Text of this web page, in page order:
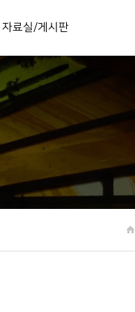
자료실/게시판
사진앨범
동영상앨범
문서자료
주보안내
공지사항
질문답변